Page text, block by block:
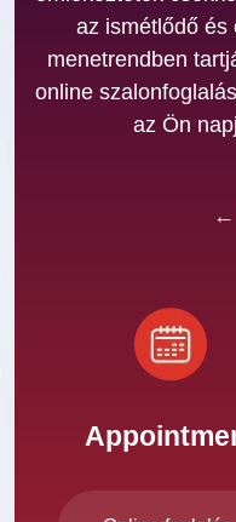
az ismétlődő és
menetrendben
online
az Ön
←